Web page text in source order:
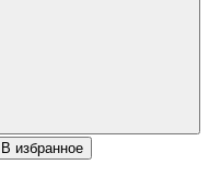
В избранное